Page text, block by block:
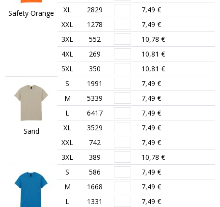
Safety Orange
XL
2829
7,49 €
XXL
1278
7,49 €
3XL
552
10,78 €
4XL
269
10,81 €
5XL
350 10,81 €
Sand
S 1991
7,49 €
M
5339
7,49 €
L
6417
7,49 €
XL
3529
7,49 €
XXL
742
7,49 €
3XL
389 10,78 €
S 586
7,49 €
M
1668
7,49 €
L
1331
7,49 €